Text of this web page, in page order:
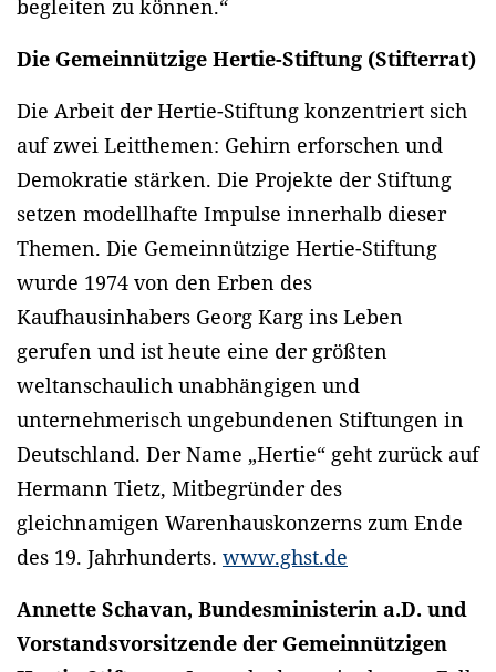
begleiten zu können.“
Die Gemeinnützige Hertie-Stiftung (Stifterrat)
Die Arbeit der Hertie-Stiftung konzentriert sich
auf zwei Leitthemen: Gehirn erforschen und
Demokratie stärken. Die Projekte der Stiftung
setzen modellhafte Impulse innerhalb dieser
Themen. Die Gemeinnützige Hertie-Stiftung
wurde 1974 von den Erben des
Kaufhausinhabers Georg Karg ins Leben
gerufen und ist heute eine der größten
weltanschaulich unabhängigen und
unternehmerisch ungebundenen Stiftungen in
Deutschland. Der Name „Hertie“ geht zurück auf
Hermann Tietz, Mitbegründer des
gleichnamigen Warenhauskonzerns zum Ende
des 19. Jahrhunderts. www.ghst.de
Annette Schavan, Bundesministerin a.D. und
Vorstandsvorsitzende der Gemeinnützigen